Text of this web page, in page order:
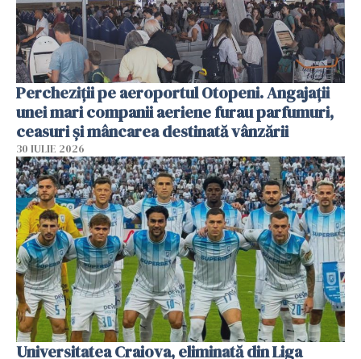
Percheziții pe aeroportul Otopeni. Angajații
unei mari companii aeriene furau parfumuri,
ceasuri și mâncarea destinată vânzării
30 IULIE 2026
Universitatea Craiova, eliminată din Liga